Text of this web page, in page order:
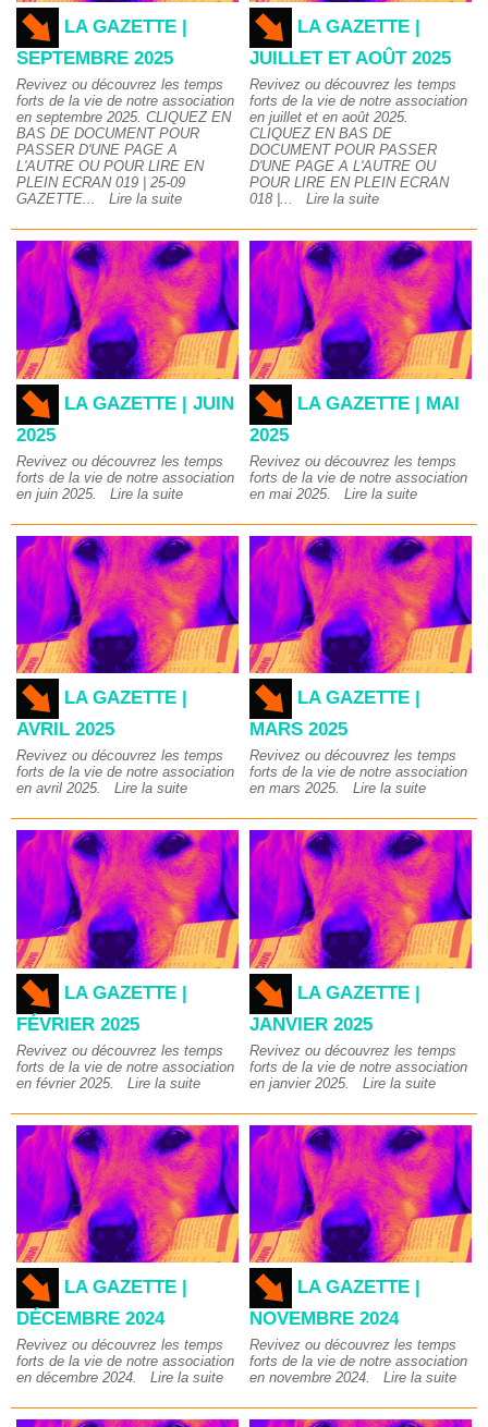
LA GAZETTE |
SEPTEMBRE 2025
Revivez ou découvrez les temps
forts de la vie de notre association
en septembre 2025. CLIQUEZ EN
BAS DE DOCUMENT POUR
PASSER D'UNE PAGE A
L'AUTRE OU POUR LIRE EN
PLEIN ECRAN 019 | 25-09
GAZETTE... Lire la suite
LA GAZETTE |
JUILLET ET AOÛT 2025
Revivez ou découvrez les temps
forts de la vie de notre association
en juillet et en août 2025.
CLIQUEZ EN BAS DE
DOCUMENT POUR PASSER
D'UNE PAGE A L'AUTRE OU
POUR LIRE EN PLEIN ECRAN
018 |... Lire la suite
LA GAZETTE | JUIN
2025
Revivez ou découvrez les temps
forts de la vie de notre association
en juin 2025. Lire la suite
LA GAZETTE | MAI
2025
Revivez ou découvrez les temps
forts de la vie de notre association
en mai 2025. Lire la suite
LA GAZETTE |
AVRIL 2025
Revivez ou découvrez les temps
forts de la vie de notre association
en avril 2025. Lire la suite
LA GAZETTE |
MARS 2025
Revivez ou découvrez les temps
forts de la vie de notre association
en mars 2025. Lire la suite
LA GAZETTE |
FÉVRIER 2025
Revivez ou découvrez les temps
forts de la vie de notre association
en février 2025. Lire la suite
LA GAZETTE |
JANVIER 2025
Revivez ou découvrez les temps
forts de la vie de notre association
en janvier 2025. Lire la suite
LA GAZETTE |
DÉCEMBRE 2024
Revivez ou découvrez les temps
forts de la vie de notre association
en décembre 2024. Lire la suite
LA GAZETTE |
NOVEMBRE 2024
Revivez ou découvrez les temps
forts de la vie de notre association
en novembre 2024. Lire la suite